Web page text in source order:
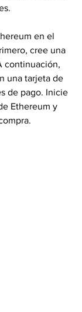
en el
cree una
continuación,
una tarjeta de
de pago. Inicie
Ethereum y